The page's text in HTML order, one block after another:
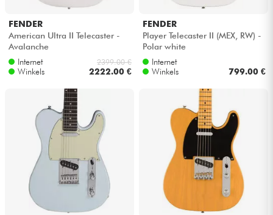
FENDER
American Ultra II Telecaster -
Avalanche
Internet
Winkels
2399.00 €
2222.00 €
FENDER
Player Telecaster II (MEX, RW) -
Polar white
Internet
Winkels
799.00 €